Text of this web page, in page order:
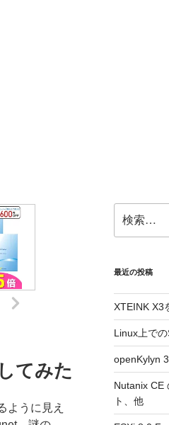
てみた
ように見え
索:
最近の投稿
XTEINK X3
Linux上で
openKylyn
Nutanix CE
ト、他